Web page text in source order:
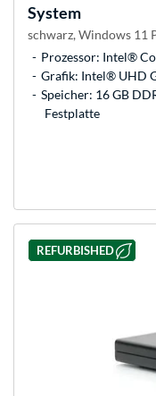
System
schwarz, Windows 11
Prozessor: Intel®
Grafik: Intel® UHD
Speicher: 16 GB
Festplatte
REFURBISHED